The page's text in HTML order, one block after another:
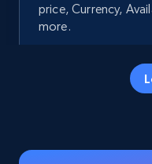
price, Currency,
more.